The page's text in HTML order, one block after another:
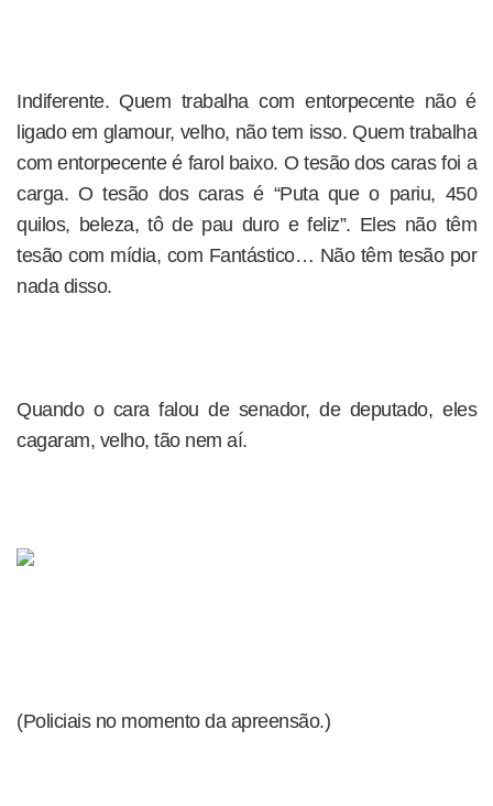
Indiferente. Quem trabalha com entorpecente não é
ligado em glamour, velho, não tem isso. Quem trabalha
com entorpecente é farol baixo. O tesão dos caras foi a
carga. O tesão dos caras é “Puta que o pariu, 450
quilos, beleza, tô de pau duro e feliz”. Eles não têm
tesão com mídia, com Fantástico… Não têm tesão por
nada disso.
Quando o cara falou de senador, de deputado, eles
cagaram, velho, tão nem aí.
(Policiais no momento da apreensão.)